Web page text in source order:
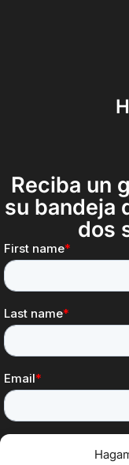
Reciba un
su bandeja
dos